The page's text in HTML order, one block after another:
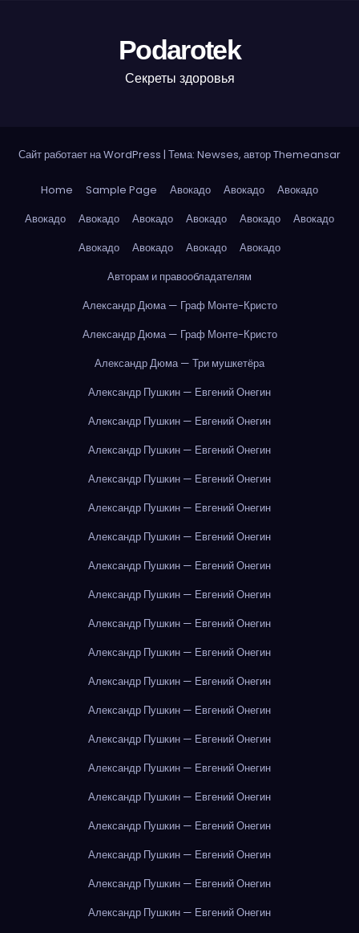
Podarotek
Секреты здоровья
Сайт работает на WordPress | Тема: Newses, авторThemeansar
Home Sample Page Авокадо Авокадо
Авокадо
Авокадо
Авокадо Авокадо Авокадо Авокадо
Авокадо
Авокадо
Авокадо Авокадо
Авокадо
Авторам и правообладателям
Александр Дюма — Граф Монте-Кристо
Александр Дюма — Граф Монте-Кристо
Александр Дюма — Три мушкетёра
Александр Пушкин — Евгений Онегин
Александр Пушкин — Евгений Онегин
Александр Пушкин — Евгений Онегин
Александр Пушкин — Евгений Онегин
Александр Пушкин — Евгений Онегин
Александр Пушкин — Евгений Онегин
Александр Пушкин — Евгений Онегин
Александр Пушкин — Евгений Онегин
Александр Пушкин — Евгений Онегин
Александр Пушкин — Евгений Онегин
Александр Пушкин — Евгений Онегин
Александр Пушкин — Евгений Онегин
Александр Пушкин — Евгений Онегин
Александр Пушкин — Евгений Онегин
Александр Пушкин — Евгений Онегин
Александр Пушкин — Евгений Онегин
Александр Пушкин — Евгений Онегин
Александр Пушкин — Евгений Онегин
Александр Пушкин — Евгений Онегин